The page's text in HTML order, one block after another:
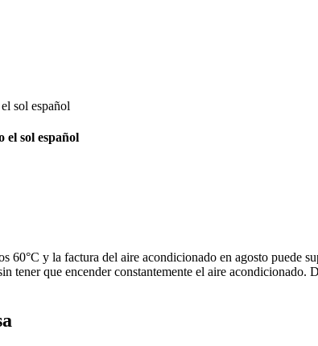
sol español
el sol español
y la factura del aire acondicionado en agosto puede
que encender constantemente el aire acondicionado.